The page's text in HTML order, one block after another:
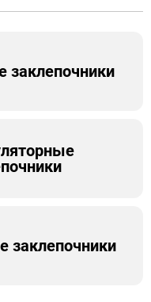
заклепочники